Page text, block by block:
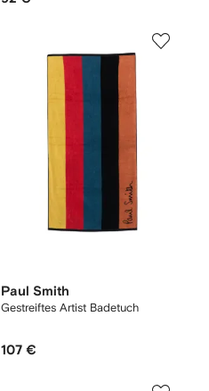
Paul Smith
Gestreiftes Artist Badetuch
107 €